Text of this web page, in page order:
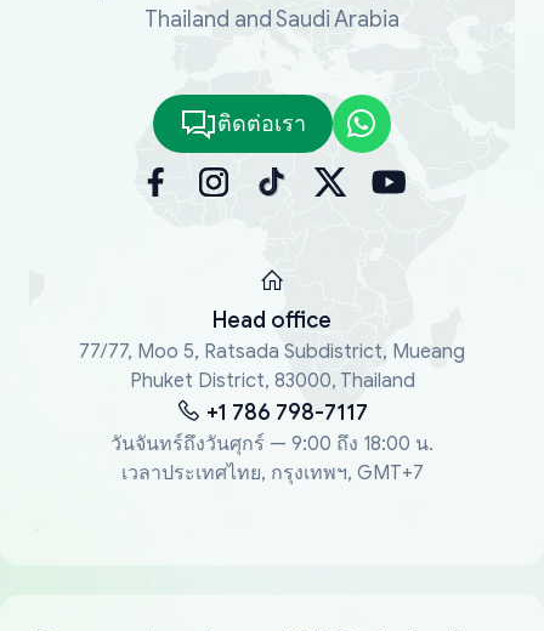
Thailand and Saudi Arabia
ติดต่อเรา
Head office
77/77, Moo 5, Ratsada Subdistrict, Mueang
Phuket District, 83000, Thailand
+1 786 798-7117
วันจันทร์ถึงวันศุกร์ — 9:00 ถึง 18:00 น.
เวลาประเทศไทย, กรุงเทพฯ, GMT+7